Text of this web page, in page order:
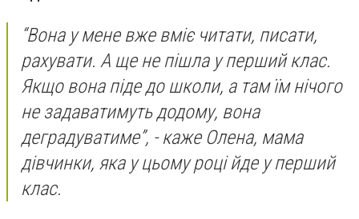
“Вона у мене вже вміє читати, писати,
рахувати. А ще не пішла у перший клас.
Якщо вона піде до школи, а там їм нічого
не задаватимуть додому, вона
деградуватиме”, - каже Олена, мама
дівчинки, яка у цьому році йде у перший
клас.